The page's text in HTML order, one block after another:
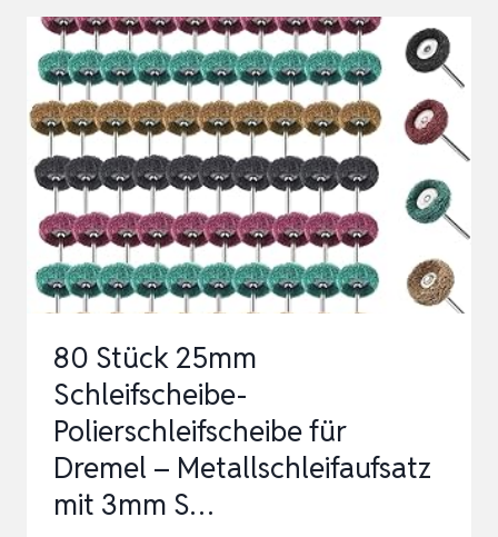
POLIERSCHEIBEN,
POLIERAUFSÄTZE
SILBER,
WOLLFILZ
MONTIERTER
DORN
POLIERSET
MI…
80 Stück 25mm
Schleifscheibe-
Polierschleifscheibe für
Dremel – Metallschleifaufsatz
mit 3mm S…